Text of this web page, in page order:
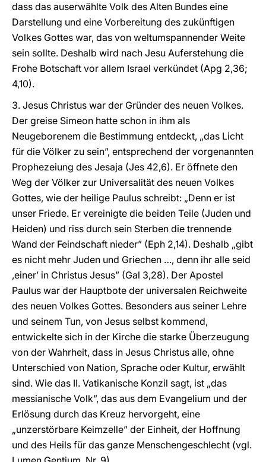
dass das auserwählte Volk des Alten Bundes eine
Darstellung und eine Vorbereitung des zukünftigen
Volkes Gottes war, das von weltumspannender Weite
sein sollte. Deshalb wird nach Jesu Auferstehung die
Frohe Botschaft vor allem Israel verkündet (Apg 2,36;
4,10).
3. Jesus Christus war der Gründer des neuen Volkes.
Der greise Simeon hatte schon in ihm als
Neugeborenem die Bestimmung entdeckt, „das Licht
für die Völker zu sein”, entsprechend der vorgenannten
Prophezeiung des Jesaja (Jes 42,6). Er öffnete den
Weg der Völker zur Universalität des neuen Volkes
Gottes, wie der heilige Paulus schreibt: „Denn er ist
unser Friede. Er vereinigte die beiden Teile (Juden und
Heiden) und riss durch sein Sterben die trennende
Wand der Feindschaft nieder” (Eph 2,14). Deshalb „gibt
es nicht mehr Juden und Griechen …, denn ihr alle seid
,einer’ in Christus Jesus” (Gal 3,28). Der Apostel
Paulus war der Hauptbote der universalen Reichweite
des neuen Volkes Gottes. Besonders aus seiner Lehre
und seinem Tun, von Jesus selbst kommend,
entwickelte sich in der Kirche die starke Überzeugung
von der Wahrheit, dass in Jesus Christus alle, ohne
Unterschied von Nation, Sprache oder Kultur, erwählt
sind. Wie das II. Vatikanische Konzil sagt, ist „das
messianische Volk”, das aus dem Evangelium und der
Erlösung durch das Kreuz hervorgeht, eine
„unzerstörbare Keimzelle” der Einheit, der Hoffnung
und des Heils für das ganze Menschengeschlecht (vgl.